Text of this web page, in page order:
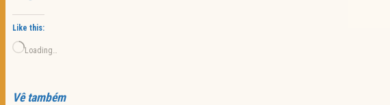
Like this:
Loading…
Vê também